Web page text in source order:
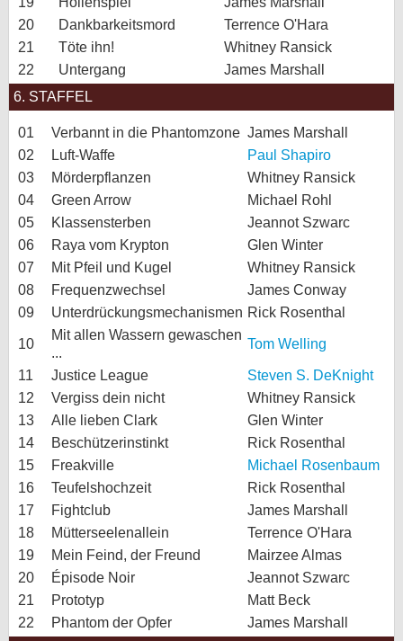
20
Dankbarkeitsmord
Terrence O'Hara
21
Töte ihn!
Whitney Ransick
22
Untergang
James Marshall
6. STAFFEL
01 Verbannt in die Phantomzone James Marshall
02
Luft-Waffe
Paul Shapiro
03
Mörderpflanzen
Whitney Ransick
04
Green Arrow
Michael Rohl
05
Klassensterben
Jeannot Szwarc
06
Raya vom Krypton
Glen Winter
07
Mit Pfeil und Kugel
Whitney Ransick
08
Frequenzwechsel
James Conway
09
Unterdrückungsmechanismen Rick Rosenthal
10
Mit allen Wassern gewaschen
...
Tom Welling
11 Justice League
Steven S. DeKnight
12
Vergiss dein nicht
Whitney Ransick
13
Alle lieben Clark
Glen Winter
14
Beschützerinstinkt
Rick Rosenthal
15
Freakville
Michael Rosenbaum
16
Teufelshochzeit
Rick Rosenthal
17
Fightclub
James Marshall
18
Mütterseelenallein
Terrence O'Hara
19
Mein Feind, der Freund
Mairzee Almas
20
Épisode Noir
Jeannot Szwarc
21
Prototyp
Matt Beck
22
Phantom der Opfer
James Marshall